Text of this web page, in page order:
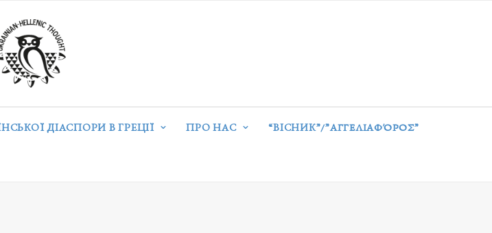
ДІАСПОРИ В ГРЕЦІЇ ПРО НАС “ВІСНИК”/”ΑΓΓΕΛΙΑΦΌΡΟΣ”